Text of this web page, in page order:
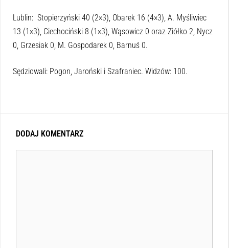
Lublin: Stopierzyński 40 (2×3), Obarek 16 (4×3), A. Myśliwiec
13 (1×3), Ciechociński 8 (1×3), Wąsowicz 0 oraz Ziółko 2, Nycz
0, Grzesiak 0, M. Gospodarek 0, Barnuś 0.
Sędziowali: Pogon, Jaroński i Szafraniec. Widzów: 100.
DODAJ KOMENTARZ